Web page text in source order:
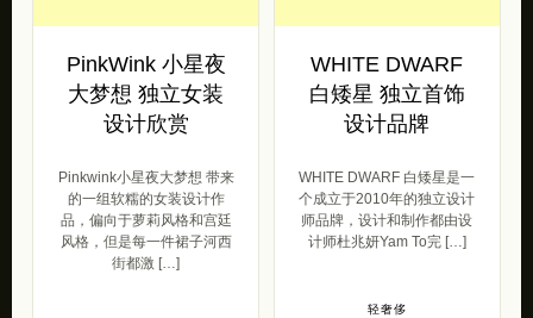
PinkWink 小星夜
大梦想 独立女装
设计欣赏
Pinkwink小星夜大梦想 带来
的一组软糯的女装设计作
品，偏向于萝莉风格和宫廷
风格，但是每一件裙子河西
街都激 […]
WHITE DWARF
白矮星 独立首饰
设计品牌
WHITE DWARF 白矮星是一
个成立于2010年的独立设计
师品牌，设计和制作都由设
计师杜兆妍Yam To完 […]
轻奢侈